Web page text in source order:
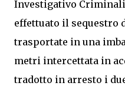
Investigativo
effettuato il sequestro
trasportate in una
metri intercettata in
tradotto in arresto i